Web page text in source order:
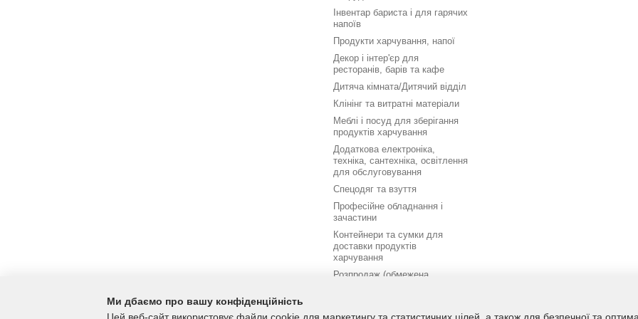
Інвентар бариста і для гарячих
напоїв
Продукти харчування, напої
Декор і інтер'єр для
ресторанів, барів та кафе
Дитяча кімната/Дитячий відділ
Клінінг та витратні матеріали
Меблі і посуд для зберігання
продуктів харчування
Додаткова електроніка,
техніка, сантехніка, освітлення
для обслуговування
Спецодяг та взуття
Професійне обладнання і
зачастини
Контейнери та сумки для
доставки продуктів
харчування
Розпродаж (обмежена
Ми дбаємо про вашу конфіденційність